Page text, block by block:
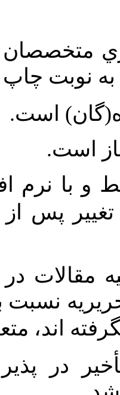
نوبت چاپ
است.
است.
و با نرم
پس از
مقالات در
نسبت
اند،
در